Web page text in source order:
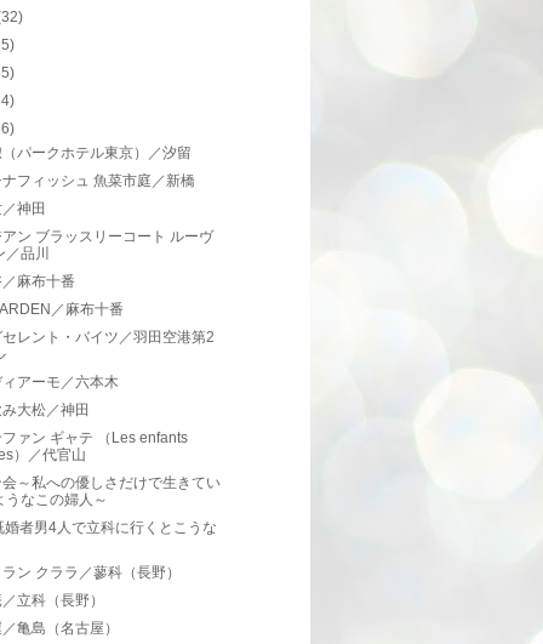
パークホテル東京）／汐留
フィッシュ 魚菜市庭／新橋
神田
ン ブラッスリーコート ルーヴ
／品川
麻布十番
／麻布十番
レント・バイツ／羽田空港第2
アーモ／六本木
大松／神田
ァン ギャテ （Les enfants
）／代官山
～私への優しさだけで生きてい
うなこの婦人～
婚者男4人で立科に行くとこうな
ン クララ／蓼科（長野）
立科（長野）
亀島（名古屋）